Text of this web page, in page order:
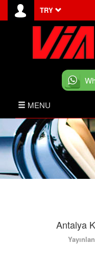
TRY
MENU
Antalya